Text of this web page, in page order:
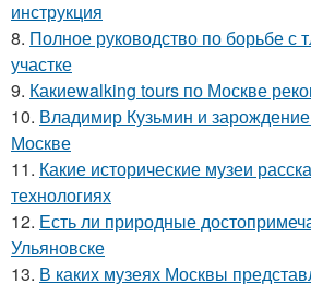
инструкция
8. Полное руководство по борьбе с
участке
9. Какиеwalking tours по Москве
10. Владимир Кузьмин и
Москве
11. Какие исторические музеи
технологиях
12. Есть ли природные
Ульяновске
13. В каких музеях Москвы